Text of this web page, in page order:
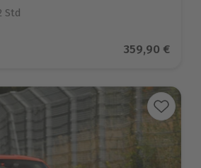
Std
Aktueller
359,90 €